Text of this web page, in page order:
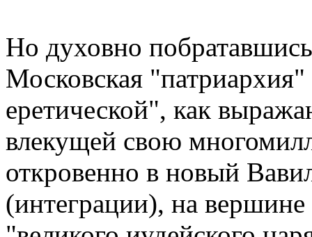
Но духовно
Московская "патриархия"
еретической", как
влекущей свою
откровенно в новый
(интеграции), на вершине